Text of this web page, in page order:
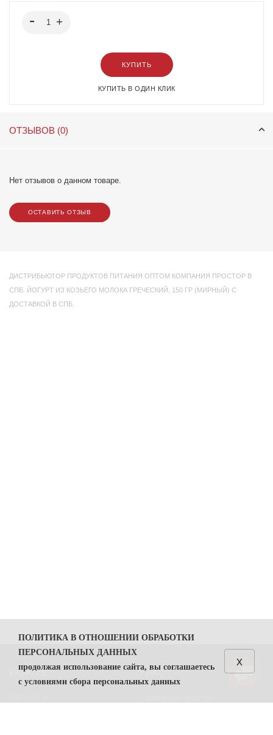
КУПИТЬ
КУПИТЬ В ОДИН КЛИК
ОТЗЫВОВ (0)
Нет отзывов о данном товаре.
ОСТАВИТЬ ОТЗЫВ
ДИСТРИБЬЮТОР ПРОДУКТОВ ПИТАНИЯ ОПТОМ КОМПАНИЯ ПРОСТОР В
СПБ. ЙОГУРТ ИЗ КОЗЬЕГО МОЛОКА ГРЕЧЕСКИЙ
150 ГР (МИРНЫЙ) С
ДОСТАВКОЙ В СПБ.
КАТАЛОГ О НАС
ПОЛИТИКА В ОТНОШЕНИИ ОБРАБОТКИ
ПЕРСОНАЛЬНЫХ ДАННЫХ
продолжая использование сайта, вы соглашаетесь
с условиями сбора персональных данных
x